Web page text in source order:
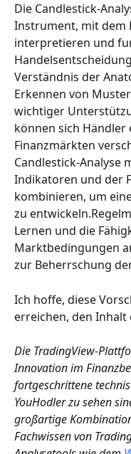
Die Candlestick-
Instrument, mit dem
interpretieren und
Verständnis der
Erkennen von
wichtiger
können sich Händler
Finanzmärkten
Candlestick-Analyse
Indikatoren und der
kombinieren, um
zu
Lernen und die
Marktbedingungen
zur Beherrschung
Ich hoffe, diese
erreichen, den
Die TradingView-
Innovation im
fortgeschrittene
YouHodler zu sehen
großartige
Fachwissen von